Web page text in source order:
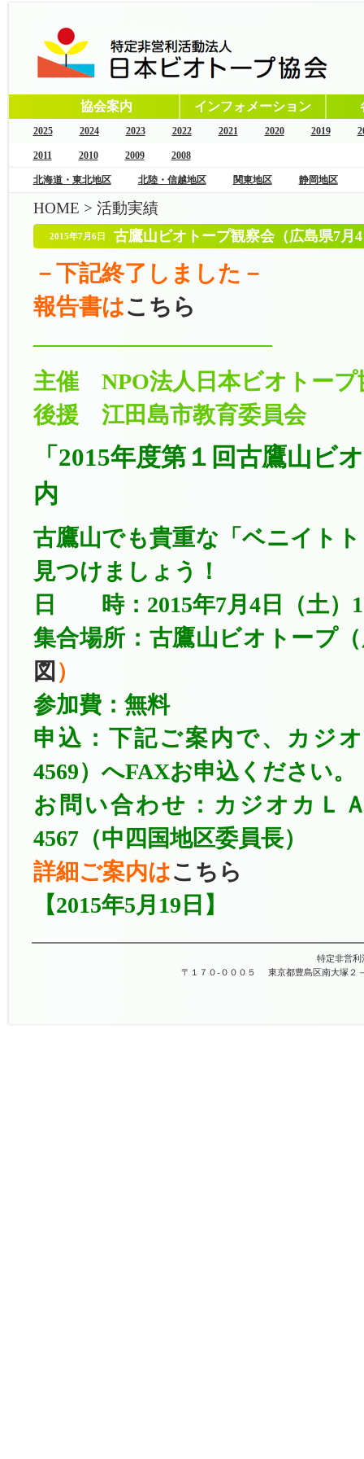
協会案内 インフォメーション
2025 2024 2023 2022 2021 2020 2019
2011 2010 2009 2008
北海道・東北地区 北陸・信越地区 関東地区 静岡地区
HOME > 活動実績
2015年7月6日 古鷹山ビオトープ観察会（広島県7
－下記終了しました－
報告書はこちら
——————————–
主催 NPO法人日本ビオトープ
後援 江田島市教育委員会
「2015年度第１回古鷹山ビ
内
古鷹山でも貴重な「ベニイト
見つけましょう！
日 時：2015年7月4日（土）
集合場所：古鷹山ビオトープ
図 ）
参加費：無料
申込：下記ご案内で、カジオ
4569）へFAXお申込ください。
お問い合わせ： カジオカＬ
4567（中四国地区委員長）
詳細ご案内はこちら
【2015年5月19日】
特定非営利
〒１７０-０００５
東京都豊島区南大塚２